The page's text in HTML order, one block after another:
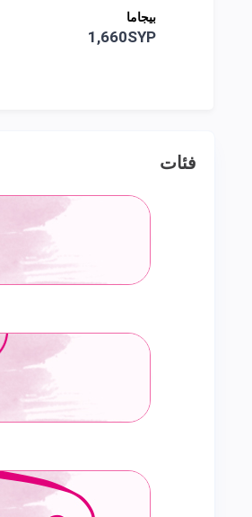
قميص نوم قصير مع روب
2,550SYP
فئات